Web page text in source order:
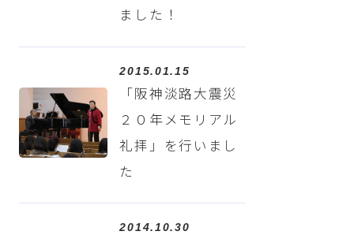
ました！
2015.01.15
「阪神淡路大震災
２０年メモリアル
礼拝」を行いまし
た
2014.10.30